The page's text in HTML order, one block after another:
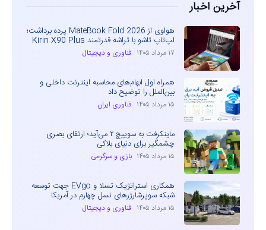
آخرین اخبار
هواوی از MateBook Fold 2026 پرده برداشت؛
لپ‌تاپ تاشو با تراشه قدرتمند Kirin X90 Plus
۱۷ مرداد ۱۴۰۵ فناوری و دیجیتال
همراه اول ابهام‌های محاسبه اینترنت داخلی و
بین‌الملل را توضیح داد
۱۵ مرداد ۱۴۰۵ فناوری ایران
ماینکرفت به سوییچ ۲ می‌آید؛ ارتقای بصری
چشمگیر برای دنیای بلاکی
۱۵ مرداد ۱۴۰۵ بازی و سرگرمی
همکاری استراتژیک تسلا و EVgo جهت توسعه
شبکه سوپرشارژرهای نسل چهارم در آمریکا
۱۵ مرداد ۱۴۰۵ فناوری و دیجیتال